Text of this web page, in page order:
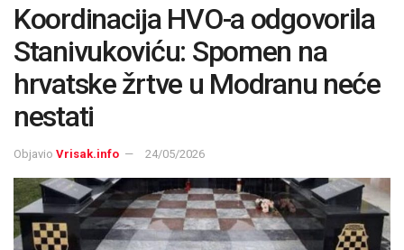
Koordinacija HVO-a odgovorila
Stanivukoviću: Spomen na
hrvatske žrtve u Modranu neće
nestati
Objavio Vrisak.info 24/05/2026